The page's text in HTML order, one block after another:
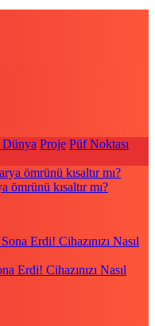
Proje Püf Noktası
ömrünü kısaltır mı?
Erdi! Cihazınızı Nasıl